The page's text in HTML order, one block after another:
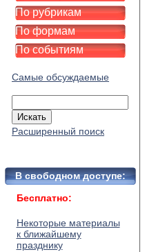
По рубрикам
По формам
По событиям
Самые обсуждаемые
Расширенный поиск
В свободном доступе:
Бесплатно:
Некоторые материалы
к ближайшему
празднику